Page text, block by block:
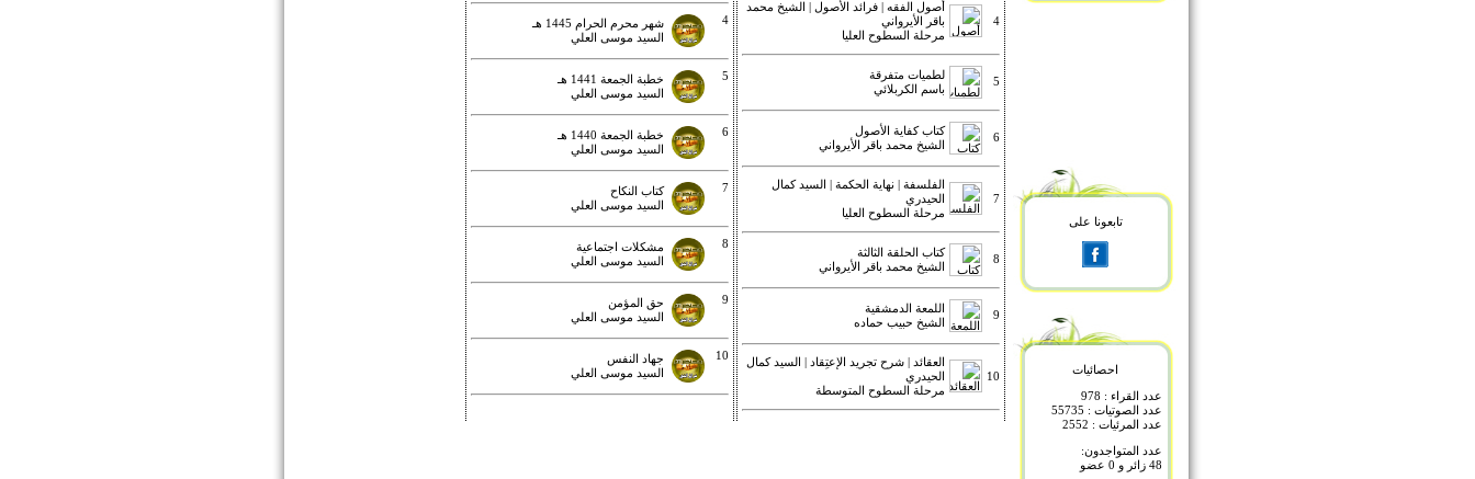
4
أصول الفقه | فرائد الأصول | الشيخ محمد
باقر الأيرواني
مرحلة السطوح العليا
5
لطميات متفرقة
باسم الكربلائي
6
كتاب كفاية الأصول
الشيخ محمد باقر الأيرواني
7
الفلسفة | نهاية الحكمة | السيد كمال
الحيدري
مرحلة السطوح العليا
8
كتاب الحلقة الثالثة
الشيخ محمد باقر الأيرواني
9
اللمعة الدمشقية
الشيخ حبيب حماده
10
العقائد | شرح تجريد الإعتِقاد | السيد كمال
الحيدري
مرحلة السطوح المتوسطة
4
شهر محرم الحرام 1445 هـ
السيد موسى العلي
5
خطبة الجمعة 1441 هـ
السيد موسى العلي
6
خطبة الجمعة 1440 هـ
السيد موسى العلي
7
كتاب النكاح
السيد موسى العلي
8
مشكلات اجتماعية
السيد موسى العلي
9
حق المؤمن
السيد موسى العلي
10
جهاد النفس
السيد موسى العلي
تابعونا على
احصائيات
عدد القراء : 978
عدد الصوتيات : 55735
عدد المرئيات : 2552
عدد المتواجدون:
48 زائر و 0 عضو